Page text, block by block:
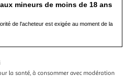
mineurs de moins de 18 ans
de l'acheteur est exigée au moment de la
la santé, à consommer avec modération